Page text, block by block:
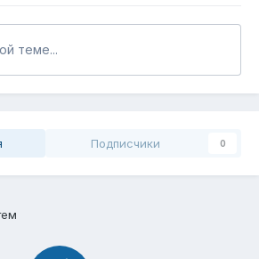
теме...
Подписчики 0